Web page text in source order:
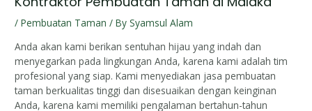
/Pembuatan Taman / BySyamsul Alam
Anda akan kami berikan sentuhan hijau yang indah dan
menyegarkan pada lingkungan Anda, karena kami adalah tim
profesional yang siap. Kami menyediakan jasa pembuatan
taman berkualitas tinggi dan disesuaikan dengan keinginan
Anda, karena kami memiliki pengalaman bertahun-tahun